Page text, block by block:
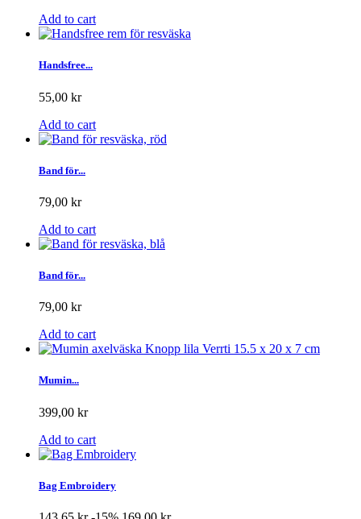
Add to cart
Handsfree...
55,00 kr
Add to cart
Band för...
79,00 kr
Add to cart
Band för...
79,00 kr
Add to cart
Mumin...
399,00 kr
Add to cart
Bag Embroidery